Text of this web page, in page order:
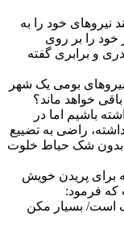
نیروهای خود را به
خود را بر روی
و برابری گفته
بومی یک شهر
خواهد ماند؟
باشیم اما در
راضی به تضییع
بدون شک حیاط خلوت
برای پریدن خویش
که فرمود:
است/ بسیار مکن